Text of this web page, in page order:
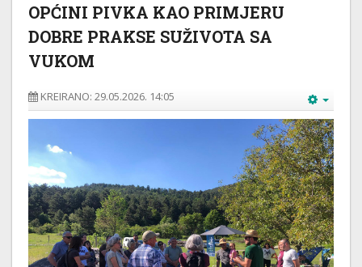
OPĆINI PIVKA KAO PRIMJERU
DOBRE PRAKSE SUŽIVOTA SA
VUKOM
KREIRANO: 29.05.2026. 14:05